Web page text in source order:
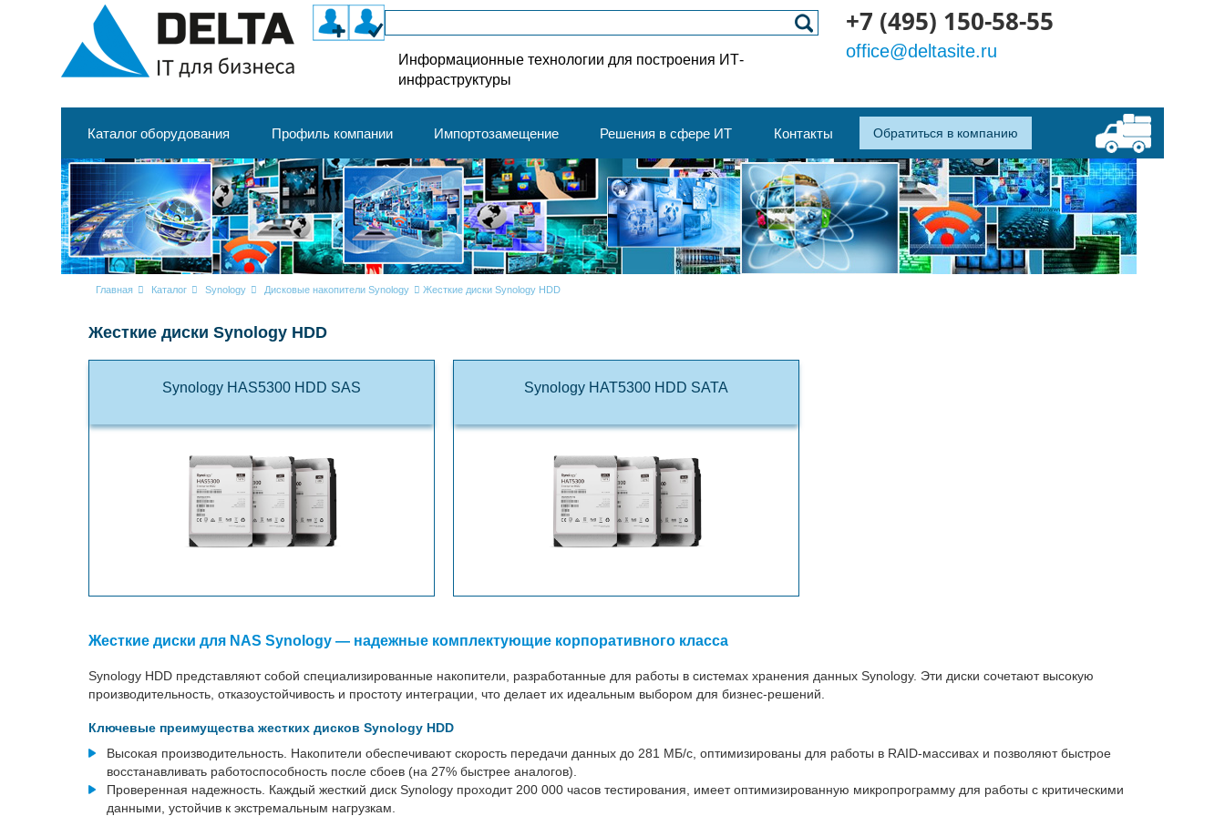
Информационные технологии для построения ИТ-
инфраструктуры
+7 (495) 150-58-55
office@deltasite.ru
Каталог оборудования Профиль компании Импортозамещение Решения в сфере ИТ Контакты Обратиться в компанию
Главная Каталог Synology Дисковые накопители Synology Жесткие диски Synology HDD
Жесткие диски Synology HDD
Synology HAS5300 HDD SAS Synology HAT5300 HDD SATA
Жесткие диски для NAS Synology — надежные комплектующие корпоративного класса
Synology HDD представляют собой специализированные накопители, разработанные для работы в системах хранения данных Synology. Эти диски сочетают высокую
производительность, отказоустойчивость и простоту интеграции, что делает их идеальным выбором для бизнес-решений.
Ключевые преимущества жестких дисков Synology HDD
Высокая производительность. Накопители обеспечивают скорость передачи данных до 281 МБ/с, оптимизированы для работы в RAID-массивах и позволяют быстрое
восстанавливать работоспособность после сбоев (на 27% быстрее аналогов).
Проверенная надежность. Каждый жесткий диск Synology проходит 200 000 часов тестирования, имеет оптимизированную микропрограмму для работы с критическими
данными, устойчив к экстремальным нагрузкам.